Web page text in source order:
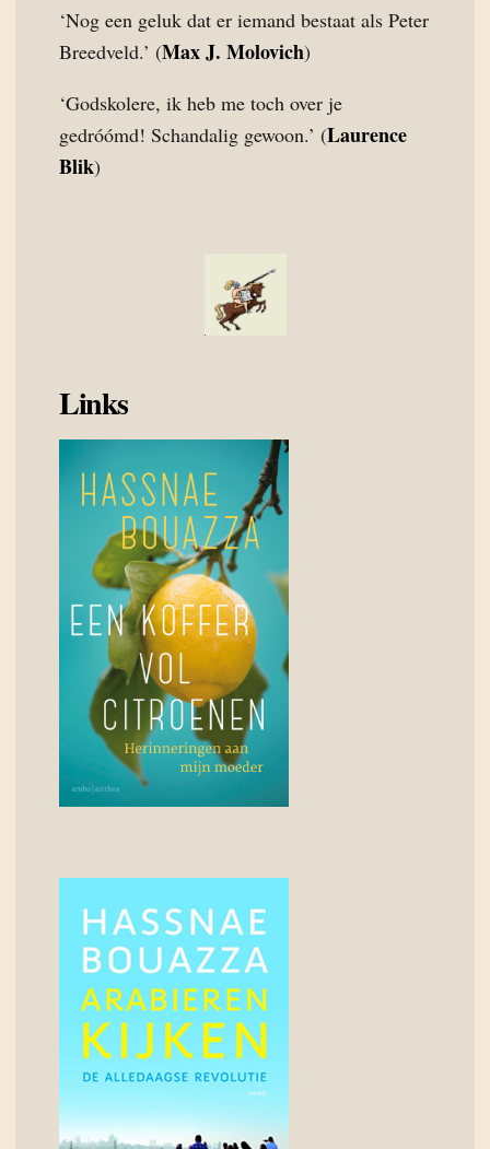
‘Nog een geluk dat er iemand bestaat als Peter
Breedveld.’ (Max J. Molovich)
‘Godskolere, ik heb me toch over je
gedróómd! Schandalig gewoon.’ (Laurence
Blik)
Links